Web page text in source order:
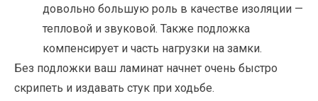
довольно большую роль в качестве изоляции —
тепловой и звуковой. Также подложка
компенсирует и часть нагрузки на замки.
Без подложки ваш ламинат начнет очень быстро
скрипеть и издавать стук при ходьбе.